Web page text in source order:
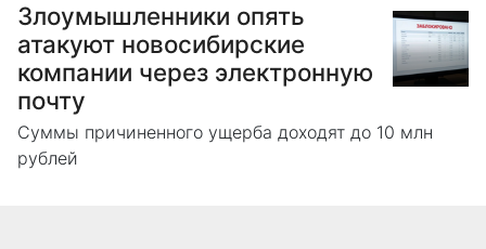
Злоумышленники опять
атакуют новосибирские
компании через электронную
почту
Суммы причиненного ущерба доходят до 10 млн
рублей